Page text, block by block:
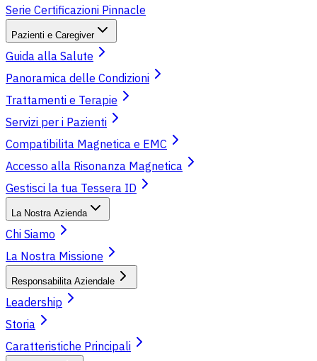
Serie Certificazioni Pinnacle
Pazienti e Caregiver
Guida alla Salute
Panoramica delle Condizioni
Trattamenti e Terapie
Servizi per i Pazienti
Compatibilita Magnetica e EMC
Accesso alla Risonanza Magnetica
Gestisci la tua Tessera ID
La Nostra Azienda
Chi Siamo
La Nostra Missione
Responsabilita Aziendale
Leadership
Storia
Caratteristiche Principali